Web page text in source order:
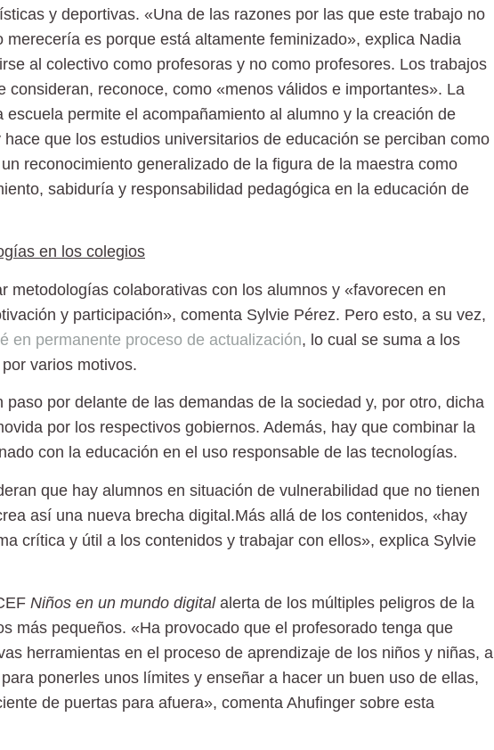
y deportivas. «Una de las razones por las que este trabajo no
merecería es porque está altamente feminizado», explica Nadia
al colectivo como profesoras y no como profesores. Los trabajos
consideran, reconoce, como «menos válidos e importantes». La
escuela permite el acompañamiento al alumno y la creación de
que los estudios universitarios de educación se perciban como
reconocimiento generalizado de la figura de la maestra como
sabiduría y responsabilidad pedagógica en la educación de
en los colegios
metodologías colaborativas con los alumnos y «favorecen en
y participación», comenta Sylvie Pérez. Pero esto, a su vez,
en permanente proceso de actualización, lo cual se suma a los
varios motivos.
paso por delante de las demandas de la sociedad y, por otro, dicha
por los respectivos gobiernos. Además, hay que combinar la
con la educación en el uso responsable de las tecnologías.
que hay alumnos en situación de vulnerabilidad que no tienen
así una nueva brecha digital.Más allá de los contenidos, «hay
crítica y útil a los contenidos y trabajar con ellos», explica Sylvie
Niños en un mundo digitalalerta de los múltiples peligros de la
más pequeños. «Ha provocado que el profesorado tenga que
herramientas en el proceso de aprendizaje de los niños y niñas, a
ponerles unos límites y enseñar a hacer un buen uso de ellas,
de puertas para afuera», comenta Ahufinger sobre esta